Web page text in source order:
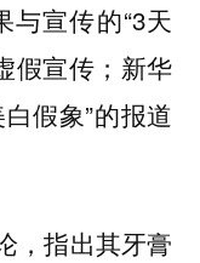
与宣传的“3天
假宣传；新华
假象”的报道
，指出其牙膏